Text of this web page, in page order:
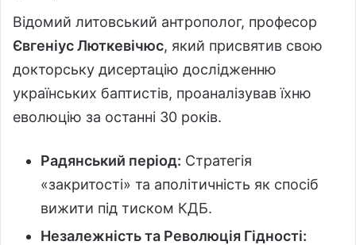
Відомий литовський антрополог, професор
Євгеніус Люткевічюс, який присвятив свою
докторську дисертацію дослідженню
українських баптистів, проаналізував їхню
еволюцію за останні 30 років.
Радянський період: Стратегія
«закритості» та аполітичність як спосіб
вижити під тиском КДБ.
Незалежність та Революція Гідності: